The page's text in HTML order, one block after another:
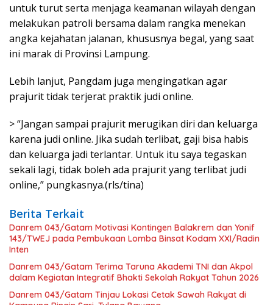
untuk turut serta menjaga keamanan wilayah dengan
melakukan patroli bersama dalam rangka menekan
angka kejahatan jalanan, khususnya begal, yang saat
ini marak di Provinsi Lampung.
Lebih lanjut, Pangdam juga mengingatkan agar
prajurit tidak terjerat praktik judi online.
> “Jangan sampai prajurit merugikan diri dan keluarga
karena judi online. Jika sudah terlibat, gaji bisa habis
dan keluarga jadi terlantar. Untuk itu saya tegaskan
sekali lagi, tidak boleh ada prajurit yang terlibat judi
online,” pungkasnya.(rls/tina)
Berita Terkait
Danrem 043/Gatam Motivasi Kontingen Balakrem dan Yonif
143/TWEJ pada Pembukaan Lomba Binsat Kodam XXI/Radin
Inten
Danrem 043/Gatam Terima Taruna Akademi TNI dan Akpol
dalam Kegiatan Integratif Bhakti Sekolah Rakyat Tahun 2026
Danrem 043/Gatam Tinjau Lokasi Cetak Sawah Rakyat di